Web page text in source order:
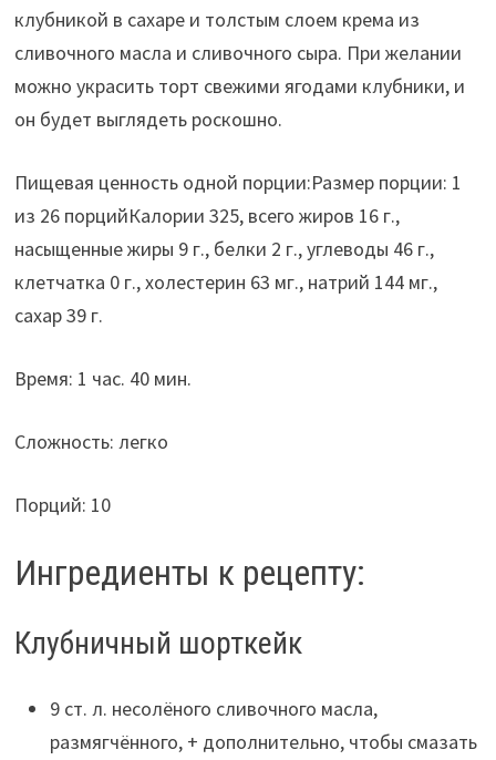
клубникой в сахаре и толстым слоем крема из
сливочного масла и сливочного сыра. При желании
можно украсить торт свежими ягодами клубники, и
он будет выглядеть роскошно.
Пищевая ценность одной порции:Размер порции: 1
из 26 порцийКалории 325, всего жиров 16 г.,
насыщенные жиры 9 г., белки 2 г., углеводы 46 г.,
клетчатка 0 г., холестерин 63 мг., натрий 144 мг.,
сахар 39 г.
Время: 1 час. 40 мин.
Сложность: легко
Порций: 10
Ингредиенты к рецепту:
Клубничный шорткейк
9 ст. л. несолёного сливочного масла,
размягчённого, + дополнительно, чтобы смазать